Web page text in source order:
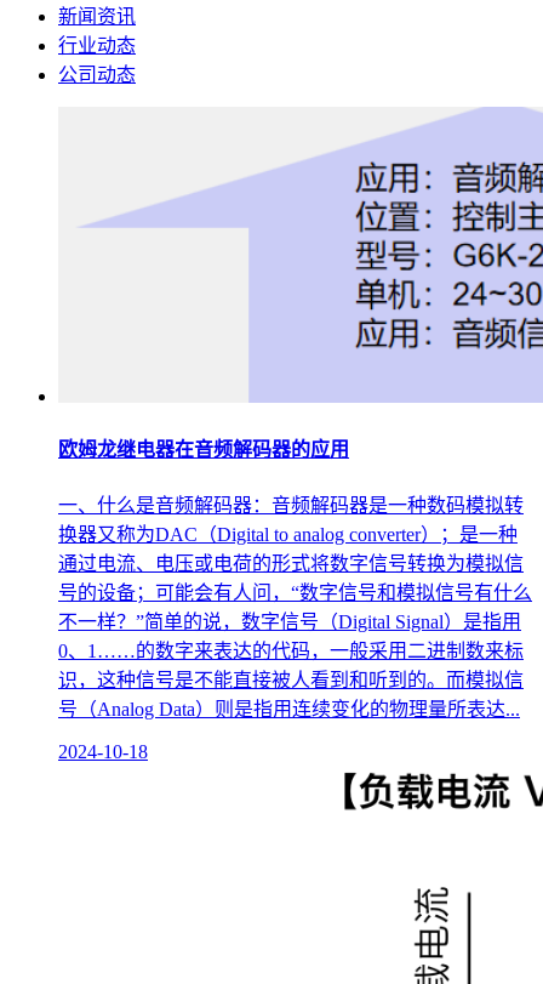
新闻资讯
行业动态
公司动态
欧姆龙继电器在音频解码器的应用
一、什么是音频解码器：音频解码器是一种数码模拟转
换器又称为DAC（Digital to analog converter）；是一种
通过电流、电压或电荷的形式将数字信号转换为模拟信
号的设备；可能会有人问，“数字信号和模拟信号有什么
不一样？”简单的说，数字信号（Digital Signal）是指用
0、1……的数字来表达的代码，一般采用二进制数来标
识，这种信号是不能直接被人看到和听到的。而模拟信
号（Analog Data）则是指用连续变化的物理量所表达...
2024-10-18